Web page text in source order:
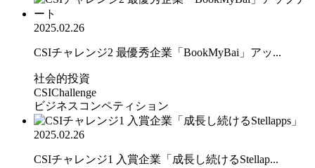
2025.02.26
CSIチャレンジ2 最優秀企業「BookMyBai」アッ...
社会的投資
CSIChallenge
ビジネスコンペティション
2025.02.26
CSIチャレンジ1 入賞企業「成長し続けるStellap...